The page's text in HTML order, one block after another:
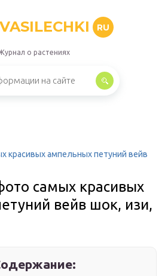
VASILECHKI RU
о растениях
красивых ампельных петуний вейв
самых красивых
вейв шок, изи,